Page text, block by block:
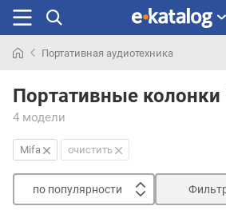
раньше
Портативная аудиотехника
Портативные колонки
4 модели
Mifa очистить
по популярности